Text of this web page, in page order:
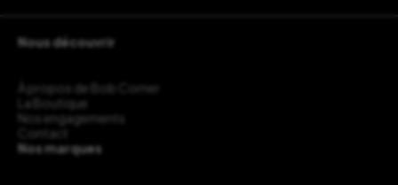
Nous découvrir
À propos de Bob Corner
La Boutique
Nos engagements
Contact
Nos marques